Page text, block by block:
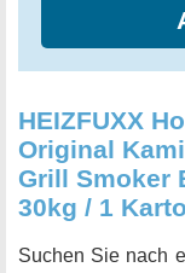
HEIZFUXX
Original
Grill Smoker
30kg / 1
Suchen Sie nach